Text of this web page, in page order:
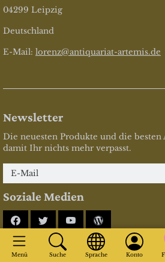
Menü Suche Sprache Konto
04299 Leipzig
Deutschland
E-Mail: lorenz@antiquariat-artemis.de
Newsletter
Die neuesten Produkte und die besten
damit Ihr nichts mehr verpasst.
Newsletter
Soziale Medien
FacebookTwitterYouTube
Blog
* inkl.